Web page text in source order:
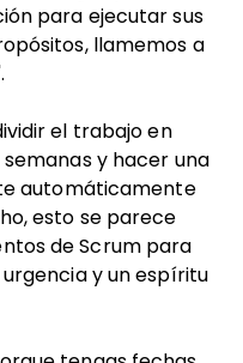
para ejecutar sus
llamemos a
el trabajo en
y hacer una
automáticamente
esto se parece
de Scrum para
y un espíritu